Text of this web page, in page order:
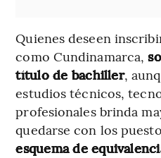
Quienes deseen
como Cundinamarca,
título de bachiller,
estudios técnicos,
profesionales brinda
quedarse con los
esquema de